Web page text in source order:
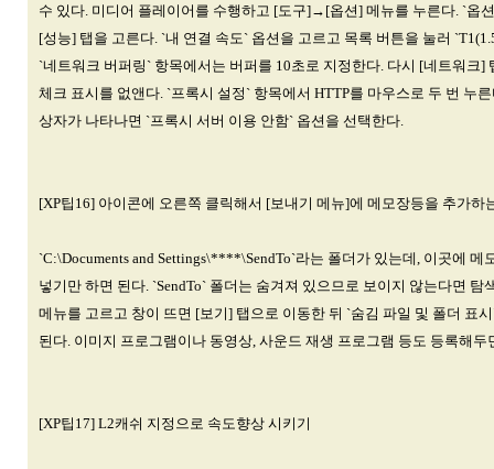
수 있다. 미디어 플레이어를 수행하고 [도구]→[옵션] 메뉴를 누른다. `옵
[성능] 탭을 고른다. `내 연결 속도` 옵션을 고르고 목록 버튼을 눌러
`네트워크 버퍼링` 항목에서는 버퍼를 10초로 지정한다. 다시 [네트워크]
체크 표시를 없앤다. `프록시 설정` 항목에서 HTTP를 마우스로 두 번 누
상자가 나타나면 `프록시 서버 이용 안함` 옵션을 선택한다.
[XP팁16] 아이콘에 오른쪽 클릭해서 [보내기 메뉴]에 메모장등을 추가하
`C:\Documents and Settings\****\SendTo`라는 폴더가 있는데, 이곳에 메
넣기만 하면 된다. `SendTo` 폴더는 숨겨져 있으므로 보이지 않는다면
메뉴를 고르고 창이 뜨면 [보기] 탭으로 이동한 뒤 `숨김 파일 및 폴더 표
된다. 이미지 프로그램이나 동영상, 사운드 재생 프로그램 등도 등록해두
[XP팁17] L2캐쉬 지정으로 속도향상 시키기